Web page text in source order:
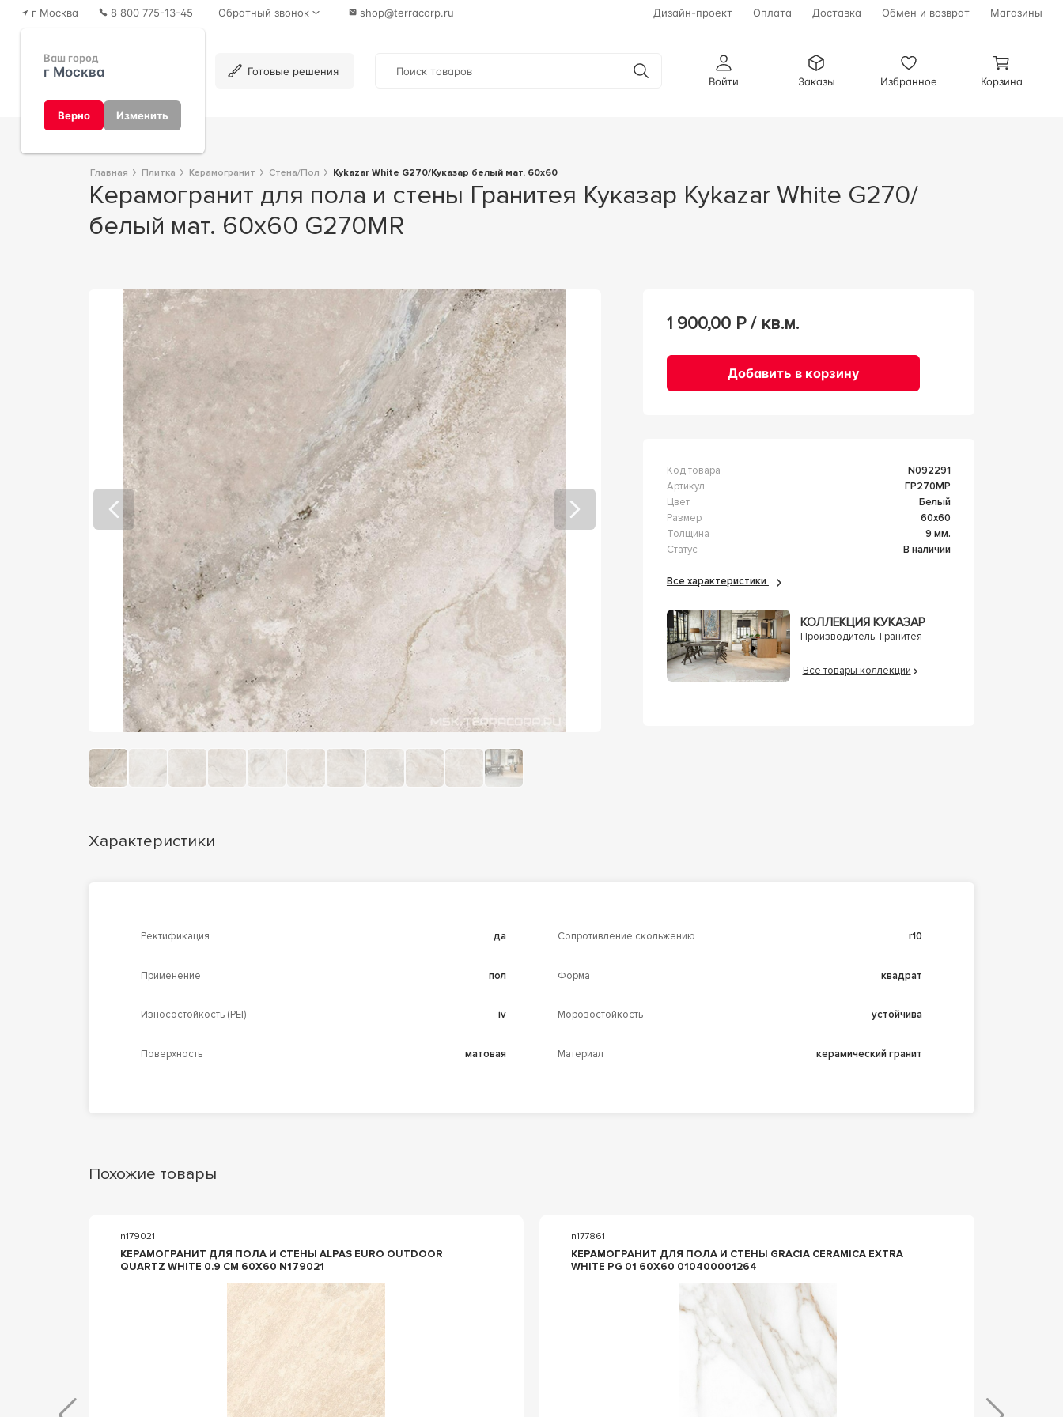
г Москва
Ваш город
г Москва
Верно Изменить
8 800 775-13-45 Обратный звонок shop@terracorp.ru Дизайн-проект Оплата Доставка Обмен и возврат Магазины
Готовые решения
Войти
Заказы Избранное Корзина
Главная Плитка Керамогранит Стена/Пол Kykazar White G270/Куказар белый мат. 60x60
Керамогранит для пола и стены Гранитея Куказар Kykazar White G270/
белый мат. 60x60 G270MR
1 900,00 Р / кв.м.
Добавить в корзину
Код товара
n092291
Артикул
ГР270МР
Цвет
Белый
Размер
60x60
Толщина
9 мм.
Статус
В наличии
Все характеристики
КОЛЛЕКЦИЯ КУКАЗАР
Производитель: Гранитея
Все товары коллекции
Характеристики
Ректификация да Сопротивление скольжению r10
Применение пол Форма квадрат
Износостойкость (PEI) iv Морозостойкость устойчива
Поверхность матовая Материал керамический гранит
Похожие товары
n179021
КЕРАМОГРАНИТ ДЛЯ ПОЛА И СТЕНЫ ALPAS EURO OUTDOOR
QUARTZ WHITE 0.9 CM 60X60 N179021
n177861
КЕРАМОГРАНИТ ДЛЯ ПОЛА И СТЕНЫ GRACIA CERAMICA EXTRA
WHITE PG 01 60Х60 010400001264